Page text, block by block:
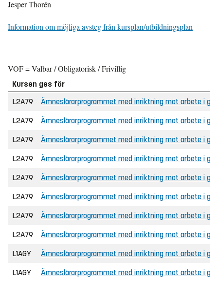
Jesper Thorén
Information om möjliga avsteg från kursplan/utbildningsplan
VOF = Valbar / Obligatorisk / Frivillig
Kursen ges för
L2A79
Ämneslärarprogrammet med inriktning mot arbete i
L2A79 Ämneslärarprogrammet med inriktning mot arbete i
L2A79 Ämneslärarprogrammet med inriktning mot arbete i
L2A79 Ämneslärarprogrammet med inriktning mot arbete i
L2A79 Ämneslärarprogrammet med inriktning mot arbete i
L2A79 Ämneslärarprogrammet med inriktning mot arbete i
L2A79 Ämneslärarprogrammet med inriktning mot arbete i
L2A79 Ämneslärarprogrammet med inriktning mot arbete i
L1AGY Ämneslärarprogrammet med inriktning mot arbete i
L1AGY Ämneslärarprogrammet med inriktning mot arbete i